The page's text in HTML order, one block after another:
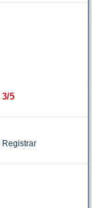
3/5
Registrar